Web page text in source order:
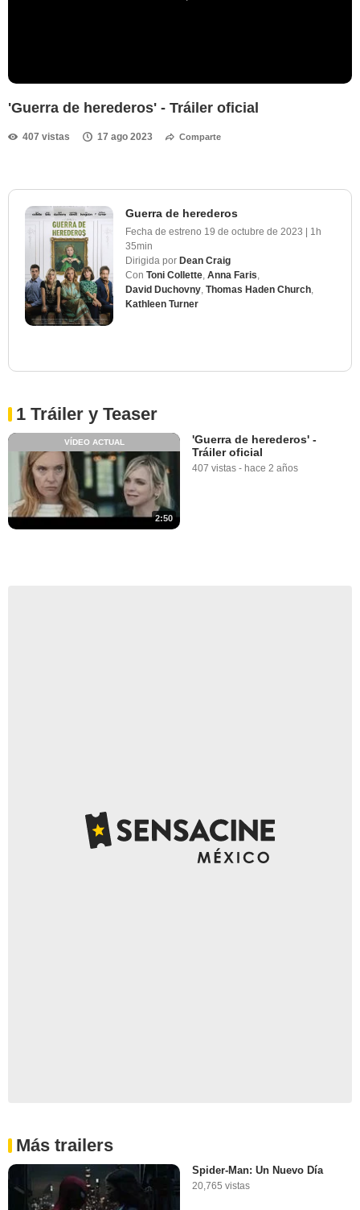
'Guerra de herederos' - Tráiler oficial
407 vistas 17 ago 2023 Comparte
Guerra de herederos
Fecha de estreno 19 de octubre de 2023 | 1h
35min
Dirigida por Dean Craig
Con Toni Collette Anna Faris
David Duchovny Thomas Haden Church
Kathleen Turner
1 Tráiler y Teaser
2:50
VÍDEO ACTUAL
'Guerra de herederos' -
Tráiler oficial
407 vistas - hace 2 años
Más trailers
Spider-Man: Un Nuevo Día
20,765 vistas